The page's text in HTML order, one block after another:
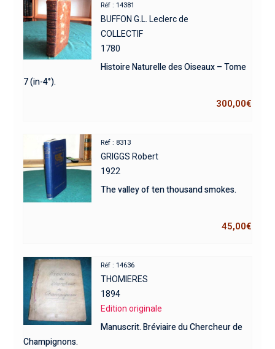
Réf : 14381
BUFFON G.L. Leclerc de
COLLECTIF
1780
Histoire Naturelle des Oiseaux – Tome
7 (in-4°).
300,00€
Réf : 8313
GRIGGS Robert
1922
The valley of ten thousand smokes.
45,00€
Réf : 14636
THOMIERES
1894
Edition originale
Manuscrit. Bréviaire du Chercheur de
Champignons.